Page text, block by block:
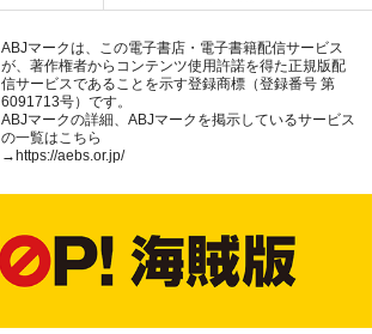
ABJマークは、この電子書店・電子書籍配信サービス
が、著作権者からコンテンツ使用許諾を得た正規版配
信サービスであることを示す登録商標（登録番号 第
6091713号）です。
ABJマークの詳細、ABJマークを掲示しているサービス
の一覧はこちら
→https://aebs.or.jp/